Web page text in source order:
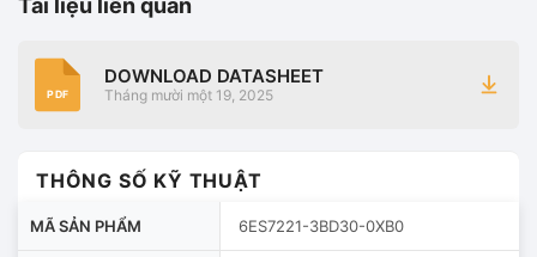
Tài liệu liên quan
PDF
DOWNLOAD DATASHEET
Tháng mười một 19, 2025
THÔNG SỐ KỸ THUẬT
MÃ SẢN PHẨM 6ES7221-3BD30-0XB0